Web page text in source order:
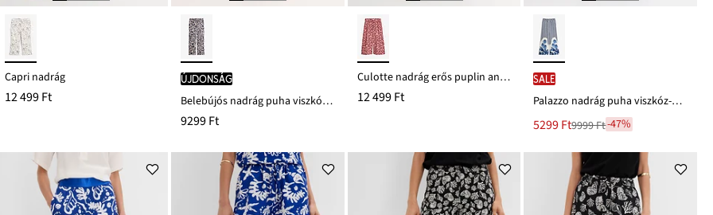
Capri nadrág
12 499 Ft
újdonság
Belebújós nadrág puha viszkózból
9299 Ft
Culotte nadrág erős puplin anyagból
12 499 Ft
SALE
Palazzo nadrág puha viszkóz-keverékből
Új
5299 Ft
Leárazva9999 Ft-47%